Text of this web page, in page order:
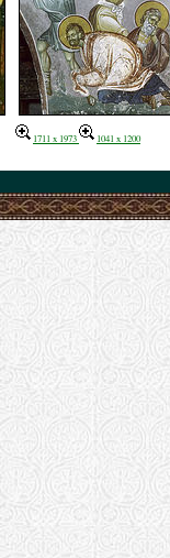
1711 x 1973 1041 x 1200